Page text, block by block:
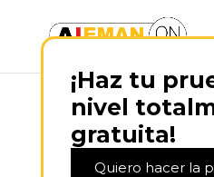
¡Haz tu
nivel
gratuita!
Quiero hacer la